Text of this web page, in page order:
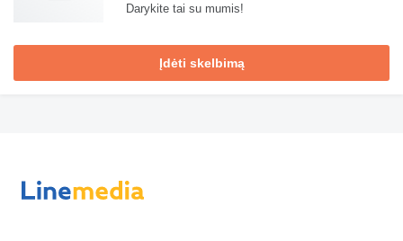
Darykite tai su mumis!
Įdėti skelbimą